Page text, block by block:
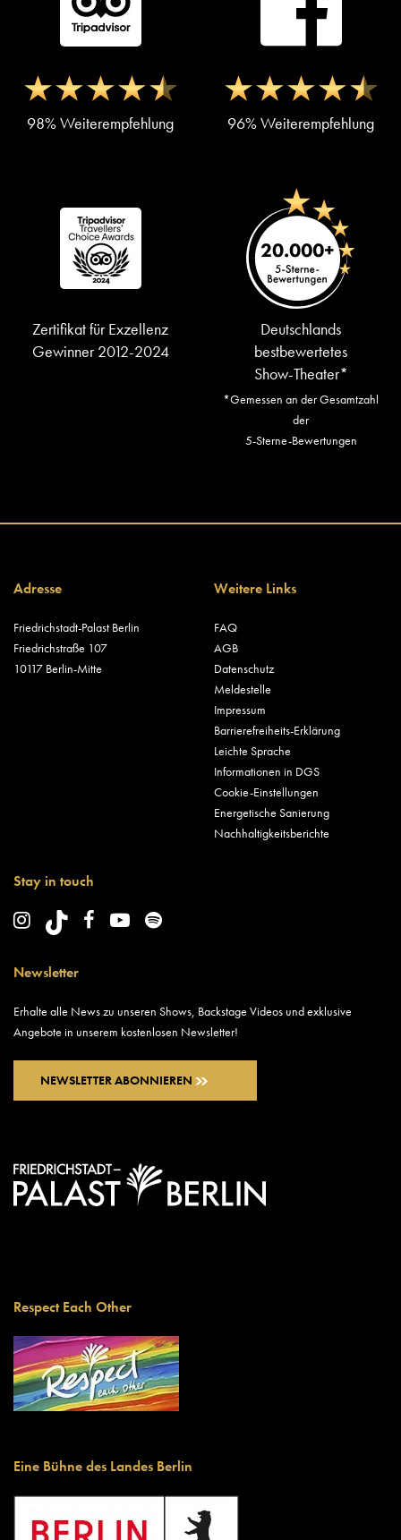
98% Weiterempfehlung 96% Weiterempfehlung
Zertifikat für Exzellenz
Gewinner 2012-2024
Deutschlands
bestbewertetes
Show-Theater*
*Gemessen an der Gesamtzahl
der
5-Sterne-Bewertungen
Adresse
Friedrichstadt-Palast Berlin
Friedrichstraße 107
10117 Berlin-Mitte
Weitere Links
FAQ
AGB
Datenschutz
Meldestelle
Impressum
Barrierefreiheits-Erklärung
Leichte Sprache
Informationen in DGS
Cookie-Einstellungen
Energetische Sanierung
Nachhaltigkeitsberichte
Stay in touch
Newsletter
Erhalte alle News zu unseren Shows, Backstage Videos und exklusive
Angebote in unserem kostenlosen Newsletter!
NEWSLETTER ABONNIEREN
Respect Each Other
Eine Bühne des Landes Berlin